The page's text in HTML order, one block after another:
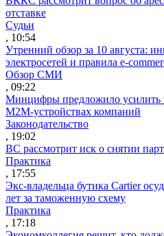
отставке
Судьи
, 10:54
Утренний обзор за 10 августа:
электросетей и правила e-
Обзор СМИ
, 09:22
Минцифры предложило усилить
M2M-устройствах компаний
Законодательство
, 19:02
ВС рассмотрит иск о снятии
Практика
, 17:55
Экс-владельца бутика Cartier
лет за таможенную схему
Практика
, 17:18